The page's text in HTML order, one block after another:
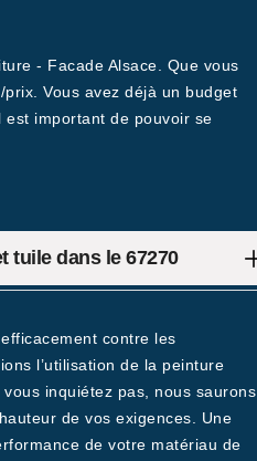
- Facade Alsace. Que vous
Vous avez déjà un budget
important de pouvoir se
tuile dans le 67270
contre les
l’utilisation de la peinture
inquiétez pas, nous saurons
de vos exigences. Une
de votre matériau de